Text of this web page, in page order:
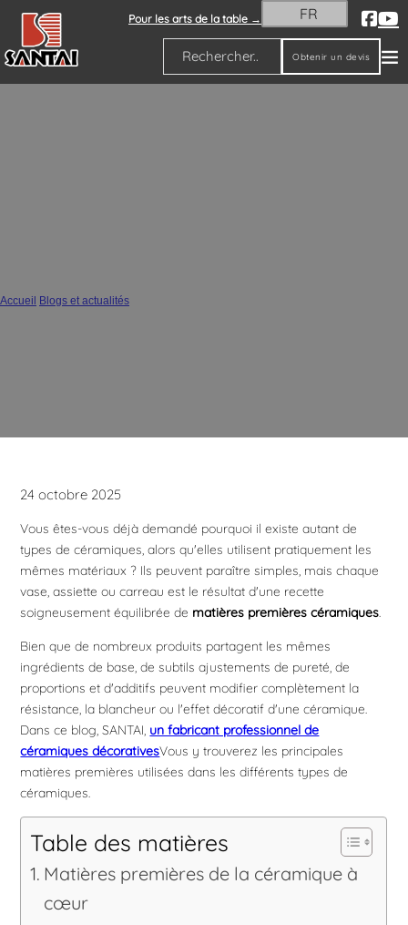
Pour les arts de la table → FR
Rechercher
Obtenir un devis
Accueil Blogs et actualités
24 octobre 2025
Vous êtes-vous déjà demandé pourquoi il existe autant de
types de céramiques, alors qu'elles utilisent pratiquement les
mêmes matériaux ? Ils peuvent paraître simples, mais chaque
vase, assiette ou carreau est le résultat d'une recette
soigneusement équilibrée de matières premières céramiques.
Bien que de nombreux produits partagent les mêmes
ingrédients de base, de subtils ajustements de pureté, de
proportions et d'additifs peuvent modifier complètement la
résistance, la blancheur ou l'effet décoratif d'une céramique.
Dans ce blog, SANTAI, un fabricant professionnel de
céramiques décorativesVous y trouverez les principales
matières premières utilisées dans les différents types de
céramiques.
Table des matières
Matières premières de la céramique à
cœur